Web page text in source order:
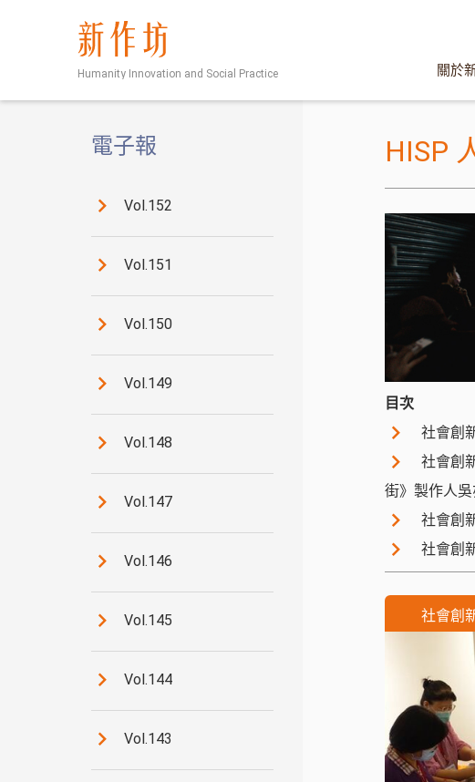
Humanity Innovation and Social Practice 關於
HISP
目次
社會創
社會創
街》製作人
社會創
社會創
社會創
電子報
Vol.152
Vol.151
Vol.150
Vol.149
Vol.148
Vol.147
Vol.146
Vol.145
Vol.144
Vol.143